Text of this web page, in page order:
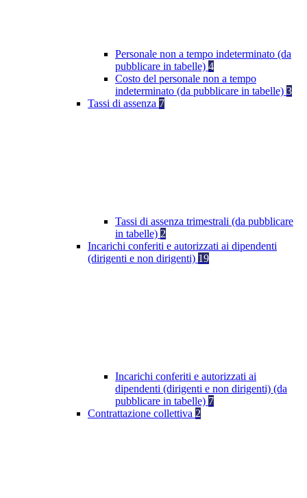
Personale non a tempo indeterminato (da
pubblicare in tabelle) 4
Costo del personale non a tempo
indeterminato (da pubblicare in tabelle) 3
Tassi di assenza 7
Tassi di assenza trimestrali (da pubblicare
in tabelle) 2
Incarichi conferiti e autorizzati ai dipendenti
(dirigenti e non dirigenti) 19
Incarichi conferiti e autorizzati ai
dipendenti (dirigenti e non dirigenti) (da
pubblicare in tabelle) 7
Contrattazione collettiva 2